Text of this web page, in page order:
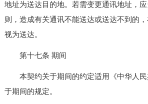
地址为送达目的地。若需变更通讯地址，
则，造成有关通讯不能送达或送达不到的
视为送达。
第十七条 期间
本契约关于期间的约定适用《中华人民
于期间的规定。